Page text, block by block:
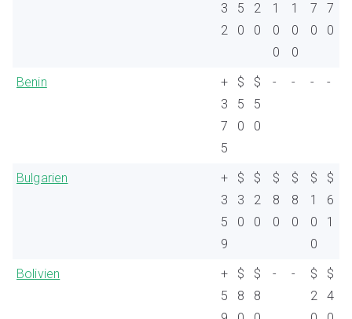
3
2
5
0
2
0
1
0
0
1
0
0
7
0
7
0
Benin
+
3
7
5
$
5
0
$
5
0
- - - -
Bulgarien
+
3
5
9
$
3
0
$
2
0
$
8
0
$
8
0
$
1
0
0
$
6
1
Bolivien
+
5
$
8
$
8
- -
$
2
$
4